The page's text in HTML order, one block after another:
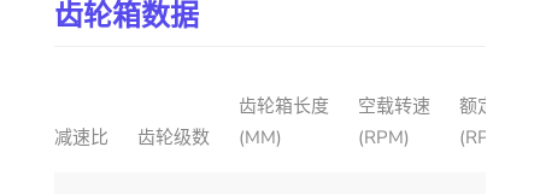
齿轮箱数据
减速比 齿轮级数
齿轮箱长度
(MM)
空载转速
(RPM)
额定转速
(RPM)